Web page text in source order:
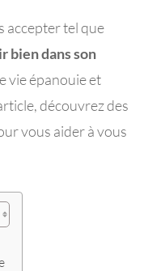
accepter tel que
bien dans son
vie épanouie et
découvrez des
vous aider à vous